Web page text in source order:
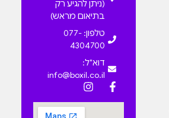
(ניתן להגיע רק
בתיאום מראש)
טלפון: 077-
4304700
דוא"ל:
info@boxil.co.il